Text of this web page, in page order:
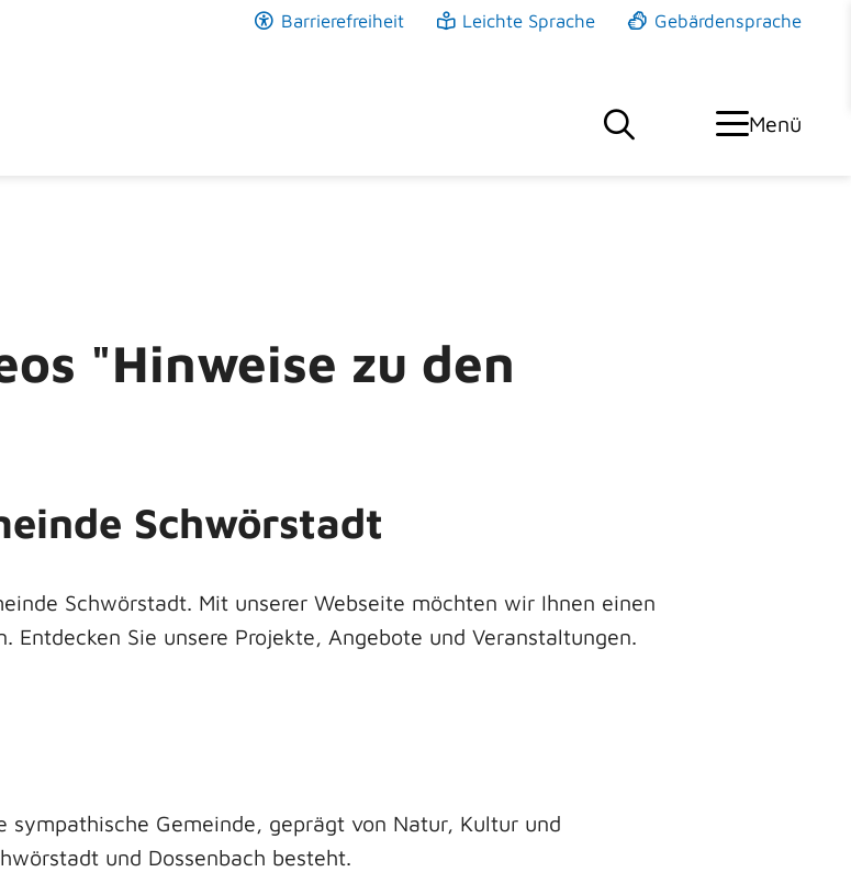
Barrierefreiheit Leichte Sprache Gebärdensprache
Menü
"Hinweise zu den
Schwörstadt
Schwörstadt. Mit unserer Webseite möchten wir Ihnen einen
Sie unsere Projekte, Angebote und Veranstaltungen.
Gemeinde, geprägt von Natur, Kultur und
und Dossenbach besteht.